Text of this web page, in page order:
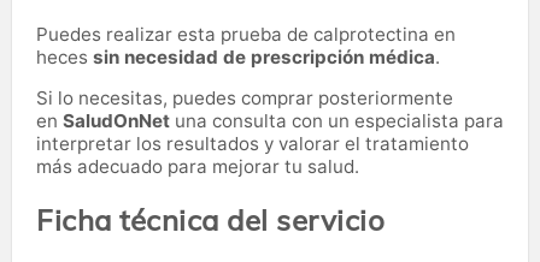
Puedes realizar esta prueba de calprotectina en
heces sin necesidad de prescripción médica.
Si lo necesitas, puedes comprar posteriormente
en SaludOnNet una consulta con un especialista para
interpretar los resultados y valorar el tratamiento
más adecuado para mejorar tu salud.
Ficha técnica del servicio